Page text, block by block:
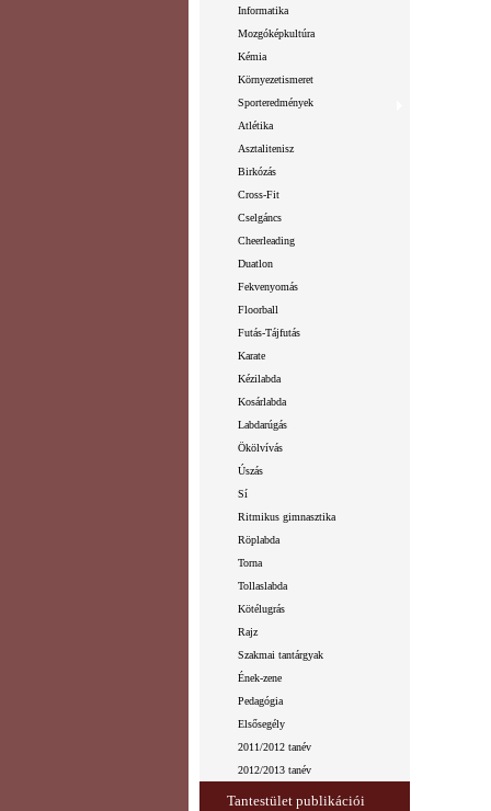
Informatika
Mozgóképkultúra
Kémia
Környezetismeret
Sporteredmények
Atlétika
Asztalitenisz
Birkózás
Cross-Fit
Cselgáncs
Cheerleading
Duatlon
Fekvenyomás
Floorball
Futás-Tájfutás
Karate
Kézilabda
Kosárlabda
Labdarúgás
Ökölvívás
Úszás
Sí
Ritmikus gimnasztika
Röplabda
Torna
Tollaslabda
Kötélugrás
Rajz
Szakmai tantárgyak
Ének-zene
Pedagógia
Elsősegély
2011/2012 tanév
2012/2013 tanév
Tantestület publikációi